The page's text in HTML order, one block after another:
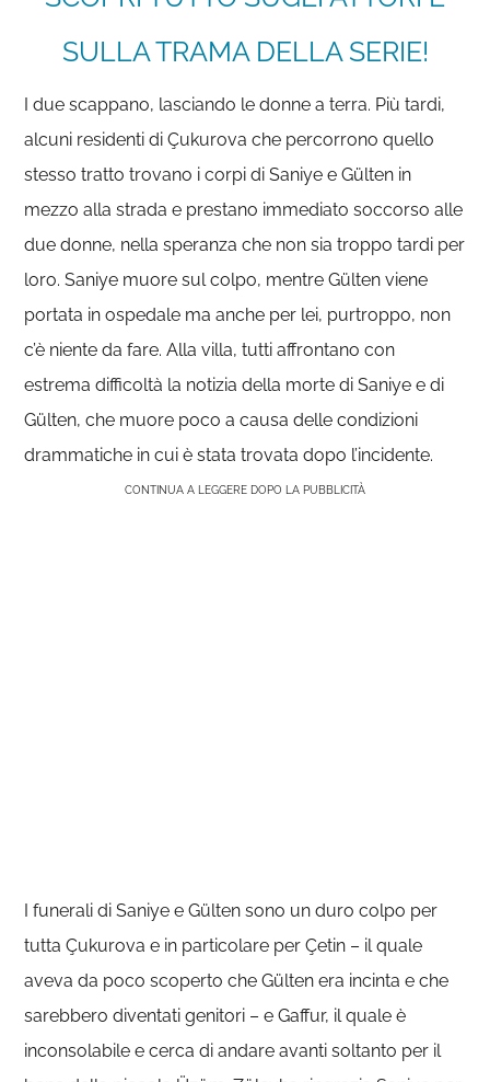
SULLA TRAMA DELLA SERIE!
I due scappano, lasciando le donne a terra. Più tardi,
alcuni residenti di Çukurova che percorrono quello
stesso tratto trovano i corpi di Saniye e Gülten in
mezzo alla strada e prestano immediato soccorso alle
due donne, nella speranza che non sia troppo tardi per
loro. Saniye muore sul colpo, mentre Gülten viene
portata in ospedale ma anche per lei, purtroppo, non
c’è niente da fare. Alla villa, tutti affrontano con
estrema difficoltà la notizia della morte di Saniye e di
Gülten, che muore poco a causa delle condizioni
drammatiche in cui è stata trovata dopo l’incidente.
CONTINUA A LEGGERE DOPO LA PUBBLICITÀ
I funerali di Saniye e Gülten sono un duro colpo per
tutta Çukurova e in particolare per Çetin – il quale
aveva da poco scoperto che Gülten era incinta e che
sarebbero diventati genitori – e Gaffur, il quale è
inconsolabile e cerca di andare avanti soltanto per il